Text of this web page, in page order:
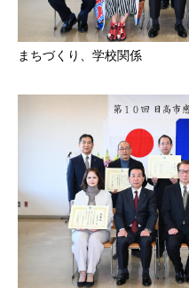
まちづくり、学校関係